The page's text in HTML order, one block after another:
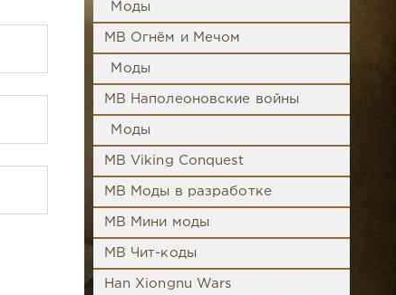
Моды
MB Огнём и Мечом
Моды
MB Наполеоновские войны
Моды
MB Viking Conquest
MB Моды в разработке
MB Мини моды
MB Чит-коды
Han Xiongnu Wars